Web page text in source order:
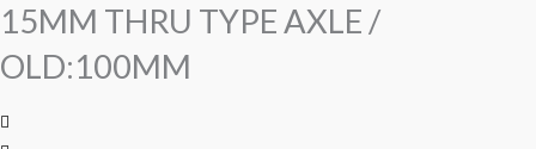
15MM THRU TYPE AXLE /
OLD:100MM
15MM
TYPE
/